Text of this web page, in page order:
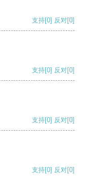
支持[0] 反对[0]
支持[0] 反对[0]
支持[0] 反对[0]
支持[0] 反对[0]